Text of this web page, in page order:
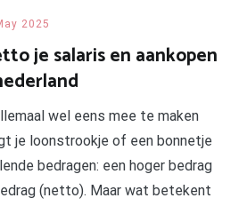
2025
je salaris en aankopen
wel eens mee te maken
je loonstrookje of een bonnetje
bedragen: een hoger bedrag
(netto). Maar wat betekent